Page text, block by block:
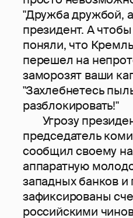
"Дружба дружбой,
президент. А
поняли, что
перешел на
заморозят ваши
"Захлебнетесь
разблокировать!"
Угрозу
председатель
сообщил своему
аппаратную
западных банков
зафиксированы
российскими